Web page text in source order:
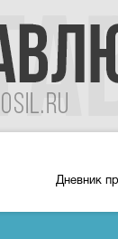
Дневник